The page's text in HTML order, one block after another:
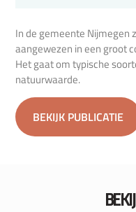
In de gemeente Nijmegen
aangewezen in een groot
Het gaat om typische
natuurwaarde.
BEKIJK PUBLICATIE